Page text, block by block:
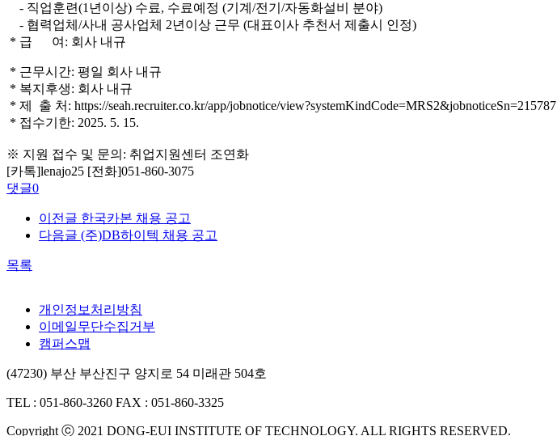
- 직업훈련(1년이상) 수료, 수료예정 (기계/전기/자동화설비 분야)
- 협력업체/사내 공사업체 2년이상 근무 (대표이사 추천서 제출시 인정)
* 급 여: 회사 내규
* 근무시간: 평일 회사 내규
* 복지후생: 회사 내규
* 제 출 처: https://seah.recruiter.co.kr/app/jobnotice/view?systemKindCode=MRS2&jobnoticeSn=215787
* 접수기한: 2025. 5. 15.
※ 지원 접수 및 문의: 취업지원센터 조연화
[카톡]lenajo25 [전화]051-860-3075
댓글0
이전글 한국카본 채용 공고
다음글 (주)DB하이텍 채용 공고
목록
개인정보처리방침
이메일무단수집거부
캠퍼스맵
(47230) 부산 부산진구 양지로 54 미래관 504호
TEL : 051-860-3260 FAX : 051-860-3325
Copyright ⓒ 2021 DONG-EUI INSTITUTE OF TECHNOLOGY. ALL RIGHTS RESERVED.